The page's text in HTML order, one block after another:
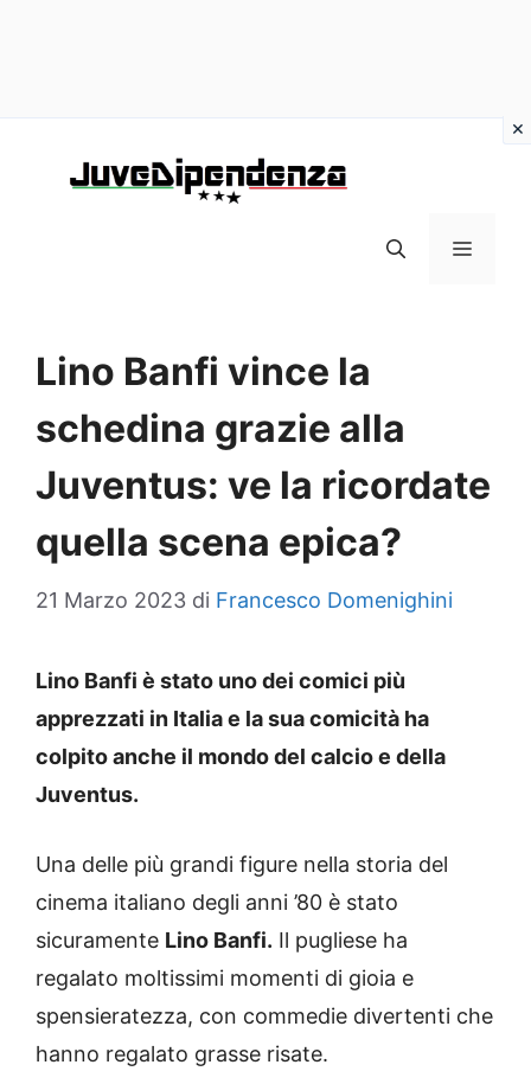
MENU
Lino Banfi vince la
schedina grazie alla
Juventus: ve la ricordate
quella scena epica?
21 Marzo 2023 di Francesco Domenighini
Lino Banfi è stato uno dei comici più
apprezzati in Italia e la sua comicità ha
colpito anche il mondo del calcio e della
Juventus.
Una delle più grandi figure nella storia del
cinema italiano degli anni ’80 è stato
sicuramente Lino Banfi. Il pugliese ha
regalato moltissimi momenti di gioia e
spensieratezza, con commedie divertenti che
hanno regalato grasse risate.